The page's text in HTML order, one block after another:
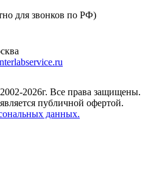
для звонков по РФ)
2026г. Все права защищены.
публичной офертой.
данных.